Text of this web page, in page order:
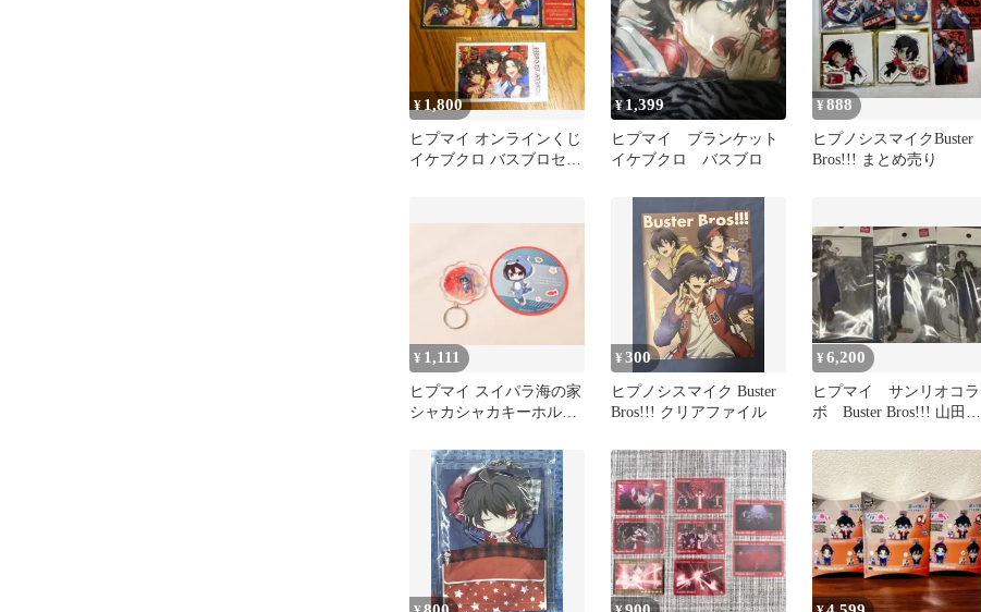
¥ 1,800
ヒプマイ オンラインくじ
イケブクロ バスブロセッ
¥1,399
ヒプマイ ブランケット
イケブクロ バスブロ
¥888
ヒプノシスマイクBuster
Bros!!! まとめ売り
¥ 1,111
ヒプマイ スイパラ海の家
シャカシャカキーホルダ
山田三郎
¥300
ヒプノシスマイク Buster
Bros!!! クリアファイル
¥6,200
ヒプマイ サンリオコラ
ボ Buster Bros!!! 山田一